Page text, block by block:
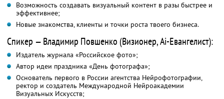
Возможность создавать визуальный контент в разы быстрее и
эффективнее;
Новые знакомства, клиенты и точки роста твоего бизнеса.
Спикер — Владимир Повшенко (Визионер, Ai-Евангелист):
Издатель журнала «Российское фото»;
Автор идеи праздника «День фотографа»;
Основатель первого в России агентства Нейрофотографии,
ректор и создатель Международной Нейроакадемии
Визуальных Искусств;